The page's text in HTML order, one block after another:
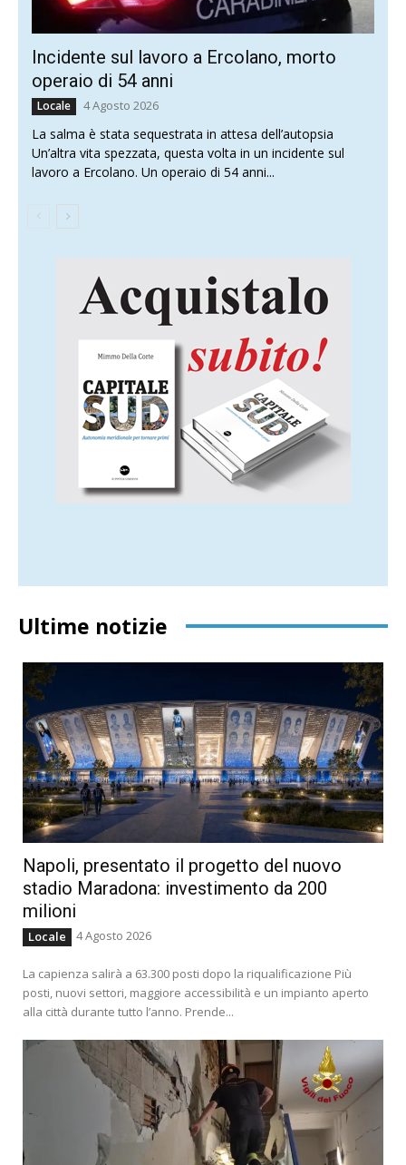
Incidente sul lavoro a Ercolano, morto
operaio di 54 anni
Locale 4 Agosto 2026
La salma è stata sequestrata in attesa dell’autopsia
Un’altra vita spezzata, questa volta in un incidente sul
lavoro a Ercolano. Un operaio di 54 anni...
Ultime notizie
Napoli, presentato il progetto del nuovo
stadio Maradona: investimento da 200
milioni
Locale 4 Agosto 2026
La capienza salirà a 63.300 posti dopo la riqualificazione Più
posti, nuovi settori, maggiore accessibilità e un impianto aperto
alla città durante tutto l’anno. Prende...